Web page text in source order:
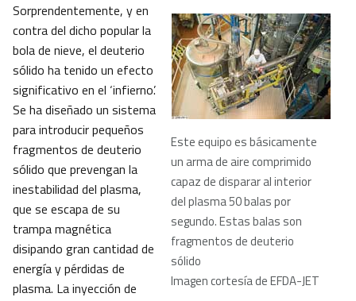
Este equipo es básicamente
un arma de aire comprimido
capaz de disparar al interior
del plasma 50 balas por
segundo. Estas balas son
fragmentos de deuterio
sólido
Imagen cortesía de EFDA-JET
Sorprendentemente, y en
contra del dicho popular la
bola de nieve, el deuterio
sólido ha tenido un efecto
significativo en el ‘infierno’.
Se ha diseñado un sistema
para introducir pequeños
fragmentos de deuterio
sólido que prevengan la
inestabilidad del plasma,
que se escapa de su
trampa magnética
disipando gran cantidad de
energía y pérdidas de
plasma. La inyección de